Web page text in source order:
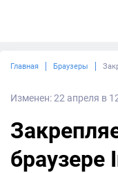
Главная Браузеры
Изменен: 22 апреля в
браузере